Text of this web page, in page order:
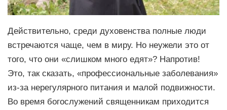
Действительно, среди духовенства полные люди
встречаются чаще, чем в миру. Но неужели это от
того, что они «слишком много едят»? Напротив!
Это, так сказать, «профессиональные заболевания»
из-за нерегулярного питания и малой подвижности.
Во время богослужений священникам приходится